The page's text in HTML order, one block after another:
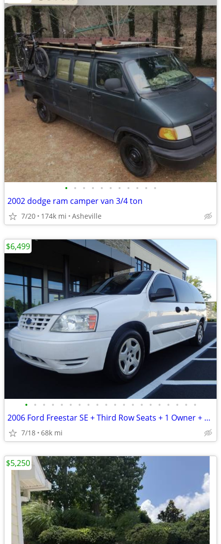
• • • • • • • • • • •
2002 dodge ram camper van 3/4 ton
7/20 174k mi Asheville
• • • • • • • • • • • • • • • • • • • •
2006 Ford Freestar SE + Third Row Seats + 1 Owner + 68,000 Miles
7/18 68k mi
$6,499
$5,250